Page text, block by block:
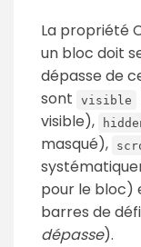
La propriété
un bloc doit
dépasse de
sont
visible
visible),
masqué),
pour le bloc)
barres de
dépasse).